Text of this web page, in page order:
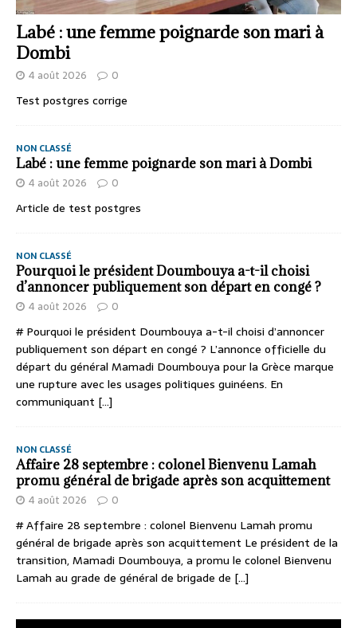
Labé : une femme poignarde son mari à
Dombi
4 août 2026 0
Test postgres corrige
NON CLASSÉ
Labé : une femme poignarde son mari à Dombi
4 août 2026 0
Article de test postgres
NON CLASSÉ
Pourquoi le président Doumbouya a-t-il choisi
d’annoncer publiquement son départ en congé ?
4 août 2026 0
# Pourquoi le président Doumbouya a-t-il choisi d’annoncer
publiquement son départ en congé ? L’annonce officielle du
départ du général Mamadi Doumbouya pour la Grèce marque
une rupture avec les usages politiques guinéens. En
communiquant [...]
NON CLASSÉ
Affaire 28 septembre : colonel Bienvenu Lamah
promu général de brigade après son acquittement
4 août 2026 0
# Affaire 28 septembre : colonel Bienvenu Lamah promu
général de brigade après son acquittement Le président de la
transition, Mamadi Doumbouya, a promu le colonel Bienvenu
Lamah au grade de général de brigade de [...]